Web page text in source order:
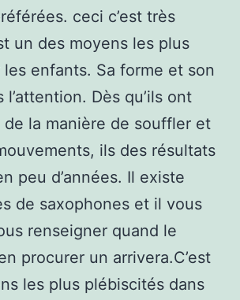
ceci c’est très
un des moyens les plus
enfants. Sa forme et son
Dès qu’ils ont
de la manière de souffler et
ils des résultats
peu d’années. Il existe
de saxophones et il vous
renseigner quand le
procurer un arrivera.C’est
les plus plébiscités dans